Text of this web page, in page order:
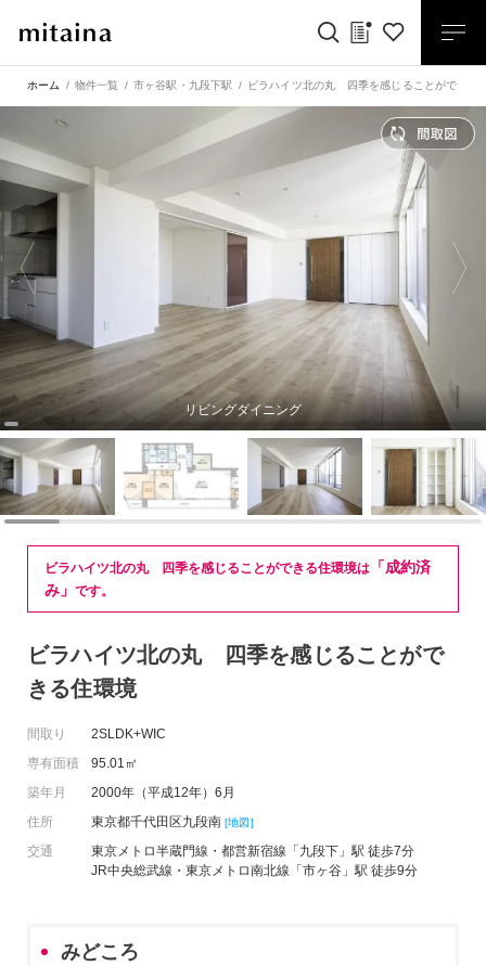
ホーム 物件一覧 市ヶ谷駅 ・ 九段下駅 ビラハイツ北の丸 四季を感じることができる
リビングダイニング
ビラハイツ北の丸 四季を感じることができる住環境は 「成約済
み」 です。
ビラハイツ北の丸 四季を感じることがで
きる住環境
間取り
2SLDK+WIC
専有面積
95.01㎡
築年月
2000年（平成12年）6月
住所
東京都千代田区九段南 [地図]
交通
東京メトロ半蔵門線・都営新宿線「九段下」駅 徒歩7分
JR中央総武線・東京メトロ南北線「市ヶ谷」駅 徒歩9分
みどころ